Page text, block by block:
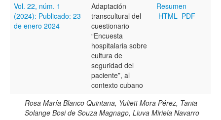
Vol. 22, núm. 1
(2024): Publicado: 23
de enero 2024
Adaptación
transcultural del
cuestionario
“Encuesta
hospitalaria sobre
cultura de
seguridad del
paciente”, al
contexto cubano
Resumen
HTML PDF
Rosa María Blanco Quintana, Yuliett Mora Pérez, Tania
Solange Bosi de Souza Magnago, Liuva Miriela Navarro